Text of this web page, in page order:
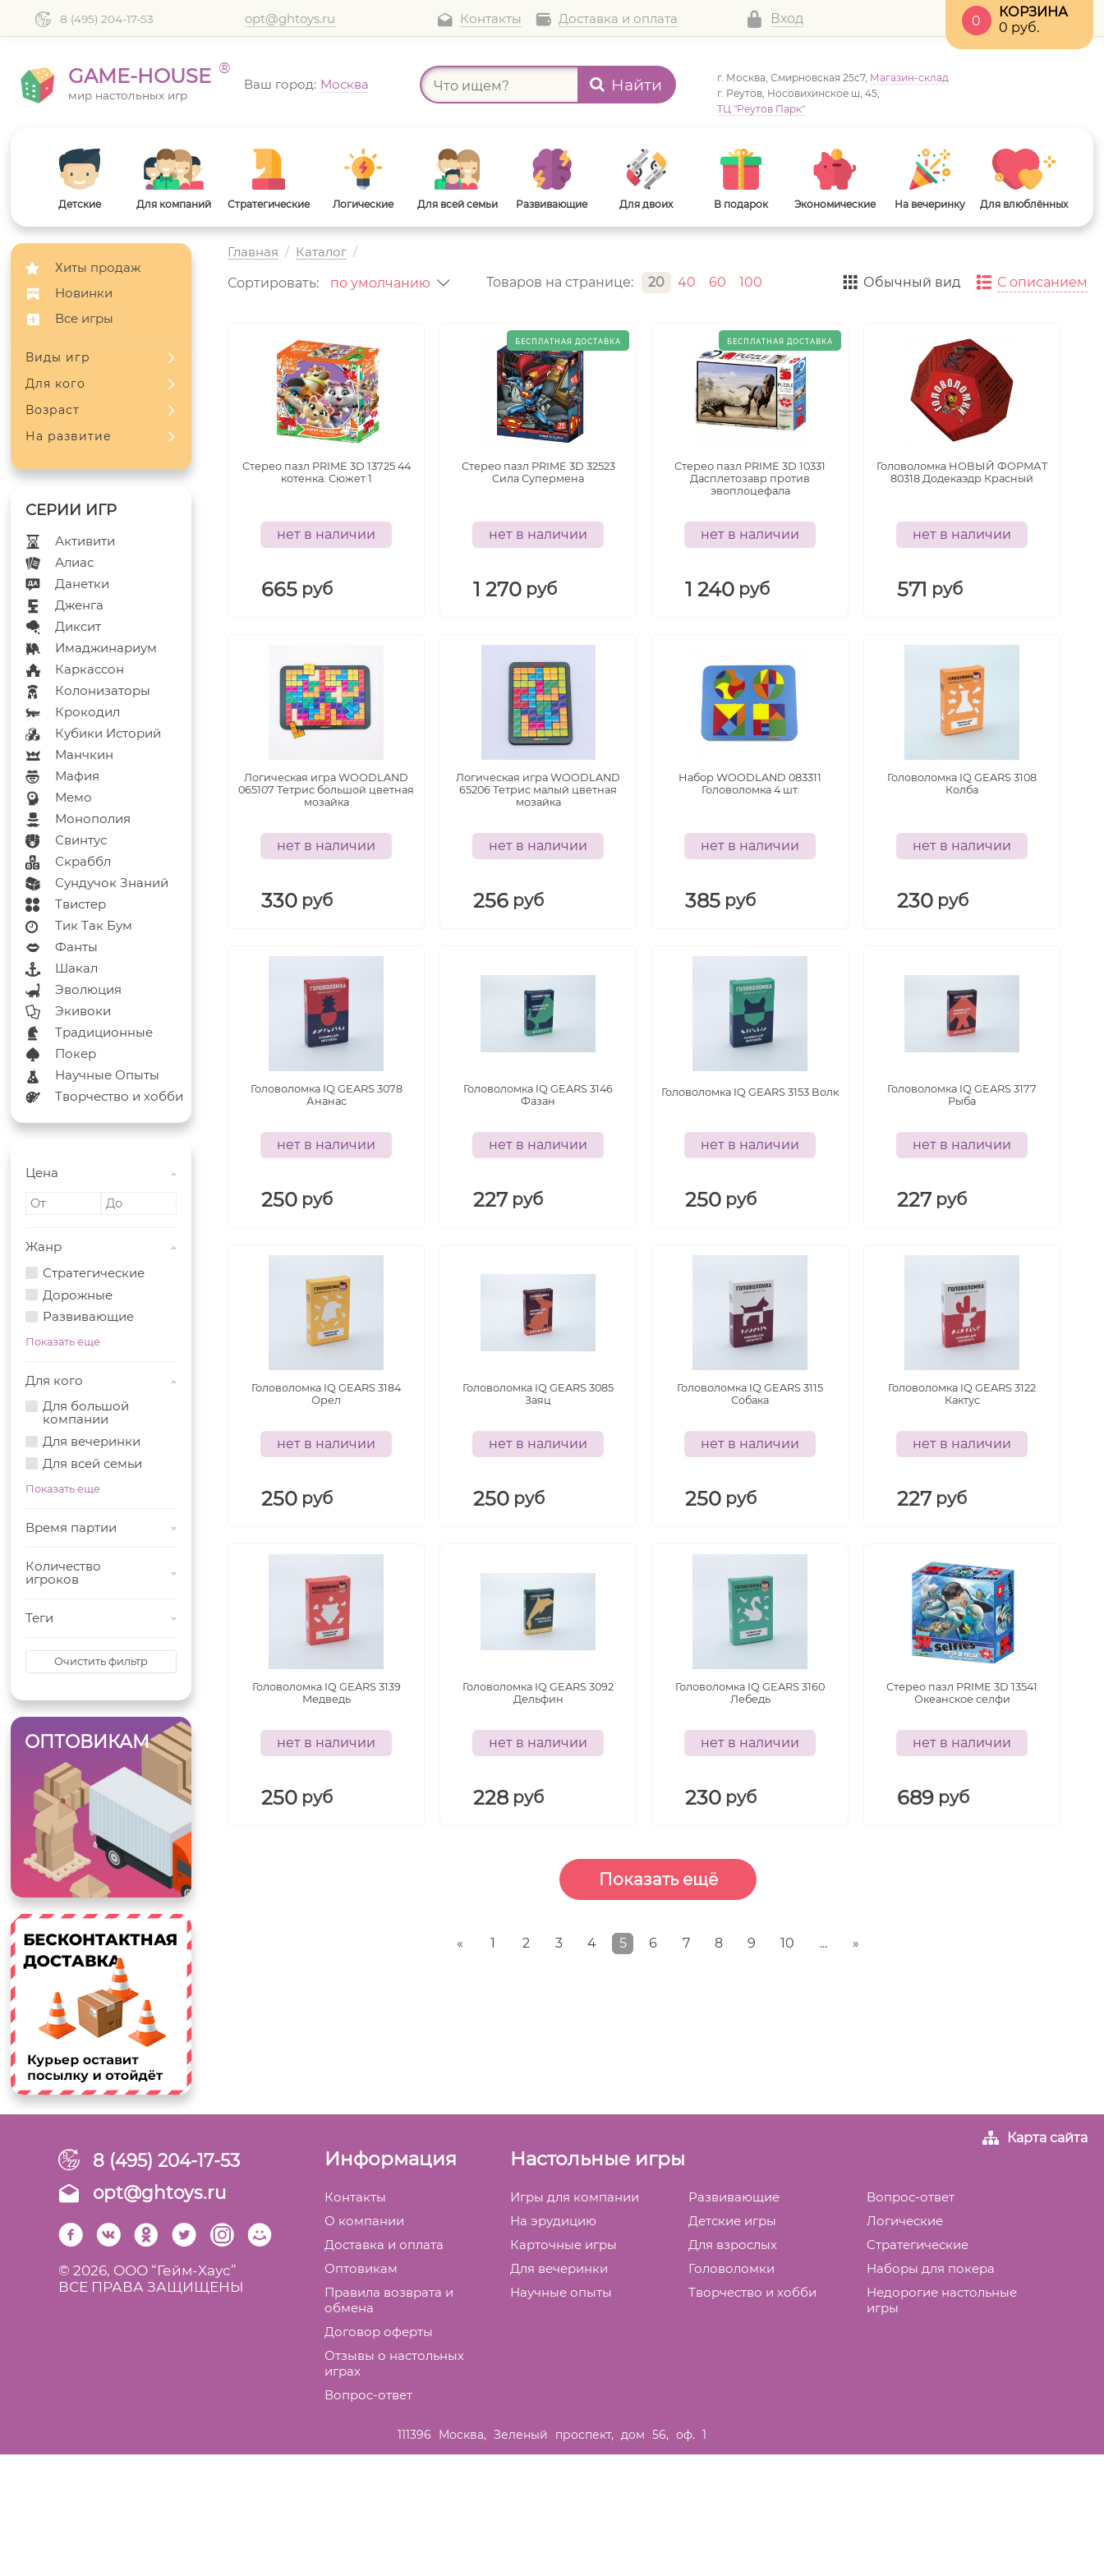
8 (495) 204-17-53 opt@ghtoys.ru Контакты Доставка и оплата Вход
КОРЗИНА
0 руб.
0
GAME-HOUSE ®
мир настольных игр
Ваш город: Москва Найти г. Москва, Смирновская 25с7, Магазин-склад
г. Реутов, Носовихинское ш, 45,
ТЦ "Реутов Парк"
Детские Для компаний Стратегические Логические Для всей семьи Развивающие Для двоих В подарок Экономические На вечеринку Для влюблённых
Хиты продаж
Новинки
Все игры
Виды игр
Для кого
Возраст
На развитие
Активити
Алиас
Данетки
Дженга
Диксит
Имаджинариум
Каркассон
Колонизаторы
Крокодил
Кубики Историй
Манчкин
Мафия
Мемо
Монополия
Свинтус
Скраббл
Сундучок Знаний
Твистер
Тик Так Бум
Фанты
Шакал
Эволюция
Экивоки
Традиционные
Покер
Научные Опыты
Творчество и хобби
Цена
Жанр
Стратегические
Дорожные
Развивающие
Показать еще
Для кого
Для большой
компании
Для вечеринки
Для всей семьи
Показать еще
Время партии
Количество
игроков
Теги
Очистить фильтр
ОПТОВИКАМ
Главная / Каталог /
Сортировать: Товаров на странице: 20 40 60 100 Обычный вид С описанием
Стерео пазл PRIME 3D 13725 44
котенка. Сюжет 1
нет в наличии
665 руб
Стерео пазл PRIME 3D 32523
Сила Супермена
нет в наличии
1 270 руб
Стерео пазл PRIME 3D 10331
Дасплетозавр против
эвоплоцефала
нет в наличии
1 240 руб
Головоломка НОВЫЙ ФОРМАТ
80318 Додекаэдр Красный
нет в наличии
571 руб
Логическая игра WOODLAND
065107 Тетрис большой цветная
мозайка
нет в наличии
330 руб
Логическая игра WOODLAND
65206 Тетрис малый цветная
мозайка
нет в наличии
256 руб
Набор WOODLAND 083311
Головоломка 4 шт.
нет в наличии
385 руб
Головоломка IQ GEARS 3108
Колба
нет в наличии
230 руб
Головоломка IQ GEARS 3078
Ананас
нет в наличии
250 руб
Головоломка IQ GEARS 3146
Фазан
нет в наличии
227 руб
Головоломка IQ GEARS 3153 Волк
нет в наличии
250 руб
Головоломка IQ GEARS 3177
Рыба
нет в наличии
227 руб
Головоломка IQ GEARS 3184
Орел
нет в наличии
250 руб
Головоломка IQ GEARS 3085
Заяц
нет в наличии
250 руб
Головоломка IQ GEARS 3115
Собака
нет в наличии
250 руб
Головоломка IQ GEARS 3122
Кактус
нет в наличии
227 руб
Головоломка IQ GEARS 3139
Медведь
нет в наличии
250 руб
Головоломка IQ GEARS 3092
Дельфин
нет в наличии
228 руб
Головоломка IQ GEARS 3160
Лебедь
нет в наличии
230 руб
Стерео пазл PRIME 3D 13541
Океанское селфи
нет в наличии
689 руб
« 1 2 3 4 5 6 7 8 9 10 ... »
8 (495) 204-17-53
opt@ghtoys.ru
© 2026, ООО “Гейм-Xаус”
ВСЕ ПРАВА ЗАЩИЩЕНЫ
Информация
Контакты
О компании
Доставка и оплата
Оптовикам
Правила возврата и
обмена
Договор оферты
Отзывы о настольных
играх
Вопрос-ответ
Настольные игры
Игры для компании Развивающие
Вопрос-ответ
На эрудицию
Детские игры
Логические
Карточные игры
Для взрослых
Cтратегические
Для вечеринки
Головоломки
Наборы для покера
Научные опыты
Творчество и хобби
Недорогие настольные
игры
Карта сайта
111396 Москва, Зеленый проспект, дом 56, оф. 1